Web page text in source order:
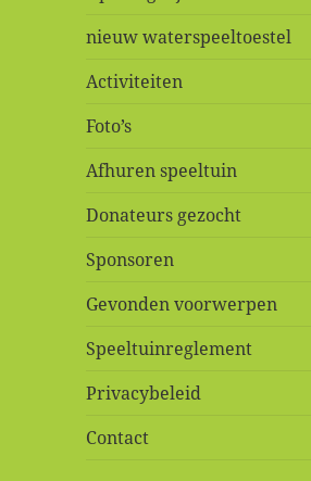
nieuw waterspeeltoestel
Activiteiten
Foto’s
Afhuren speeltuin
Donateurs gezocht
Sponsoren
Gevonden voorwerpen
Speeltuinreglement
Privacybeleid
Contact